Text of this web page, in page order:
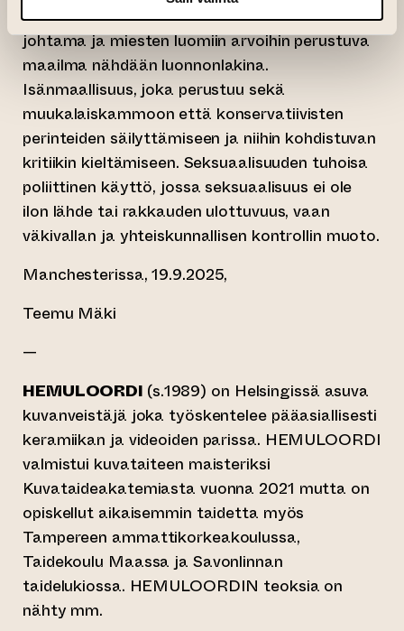
miesten rakentama maailma, jossa miesten
johtama ja miesten luomiin arvoihin perustuva
maailma nähdään luonnonlakina.
Isänmaallisuus, joka perustuu sekä
muukalaiskammoon että konservatiivisten
perinteiden säilyttämiseen ja niihin kohdistuvan
kritiikin kieltämiseen. Seksuaalisuuden tuhoisa
poliittinen käyttö, jossa seksuaalisuus ei ole
ilon lähde tai rakkauden ulottuvuus, vaan
väkivallan ja yhteiskunnallisen kontrollin muoto.
Manchesterissa, 19.9.2025,
Teemu Mäki
—
HEMULOORDI (s.1989) on Helsingissä asuva
kuvanveistäjä joka työskentelee pääasiallisesti
keramiikan ja videoiden parissa. HEMULOORDI
valmistui kuvataiteen maisteriksi
Kuvataideakatemiasta vuonna 2021 mutta on
opiskellut aikaisemmin taidetta myös
Tampereen ammattikorkeakoulussa,
Taidekoulu Maassa ja Savonlinnan
taidelukiossa. HEMULOORDIN teoksia on
nähty mm.